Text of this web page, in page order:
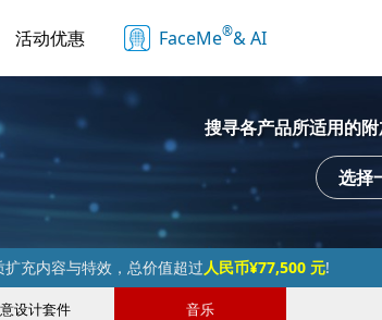
活动优惠 FaceMe®& AI
搜寻各产品所适用的
选择
充内容与特效，总价值超过人民币¥77,500 元!
设计套件 音乐